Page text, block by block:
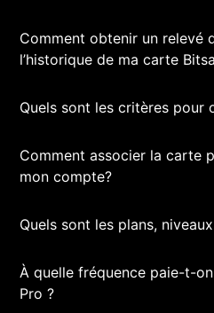
Comment obtenir un relevé
l’historique de ma carte
Quels sont les critères pour
Comment associer la carte
mon compte?
Quels sont les plans,
À quelle fréquence paie-t-
Pro ?